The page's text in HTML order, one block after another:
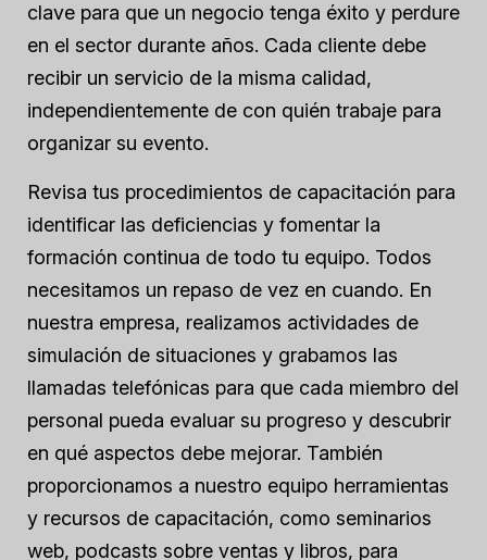
clave para que un negocio tenga éxito y perdure
en el sector durante años. Cada cliente debe
recibir un servicio de la misma calidad,
independientemente de con quién trabaje para
organizar su evento.
Revisa tus procedimientos de capacitación para
identificar las deficiencias y fomentar la
formación continua de todo tu equipo. Todos
necesitamos un repaso de vez en cuando. En
nuestra empresa, realizamos actividades de
simulación de situaciones y grabamos las
llamadas telefónicas para que cada miembro del
personal pueda evaluar su progreso y descubrir
en qué aspectos debe mejorar. También
proporcionamos a nuestro equipo herramientas
y recursos de capacitación, como seminarios
web, podcasts sobre ventas y libros, para